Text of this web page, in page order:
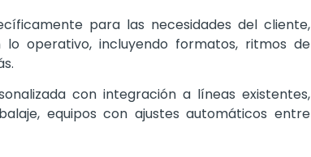
para las necesidades del cliente,
operativo, incluyendo formatos, ritmos de
con integración a líneas existentes,
equipos con ajustes automáticos entre